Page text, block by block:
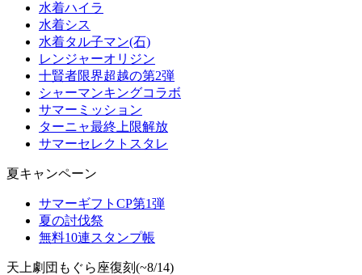
水着ハイラ
水着シス
水着タル子マン(石)
レンジャーオリジン
十賢者限界超越の第2弾
シャーマンキングコラボ
サマーミッション
ターニャ最終上限解放
サマーセレクトスタレ
夏キャンペーン
サマーギフトCP第1弾
夏の討伐祭
無料10連スタンプ帳
天上劇団もぐら座復刻(~8/14)